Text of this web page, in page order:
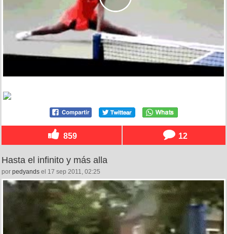
859 12
Hasta el infinito y más alla
por pedyands el 17 sep 2011, 02:25